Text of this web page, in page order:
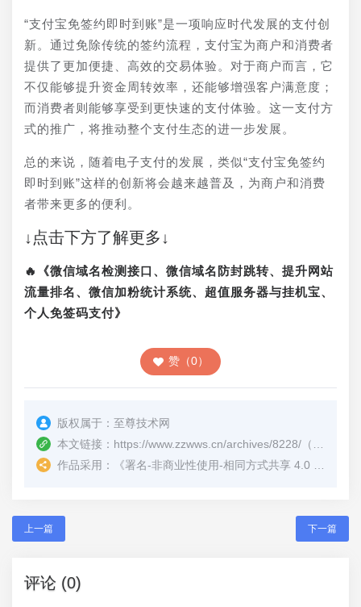
“支付宝免签约即时到账”是一项响应时代发展的支付创
新。通过免除传统的签约流程，支付宝为商户和消费者
提供了更加便捷、高效的交易体验。对于商户而言，它
不仅能够提升资金周转效率，还能够增强客户满意度；
而消费者则能够享受到更快速的支付体验。这一支付方
式的推广，将推动整个支付生态的进一步发展。
总的来说，随着电子支付的发展，类似“支付宝免签约
即时到账”这样的创新将会越来越普及，为商户和消费
者带来更多的便利。
↓点击下方了解更多↓
🔥《微信域名检测接口、微信域名防封跳转、提升网站
流量排名、微信加粉统计系统、超值服务器与挂机宝、
个人免签码支付》
赞（0）
版权属于： 至尊技术网
本文链接： https://www.zzwws.cn/archives/8228/ （转载时请注明本文出处及文章链接）
作品采用：
《署名-非商业性使用-相同方式共享 4.0 国际 (CC BY-NC-SA 4.0)
上一篇 下一篇
评论 (0)